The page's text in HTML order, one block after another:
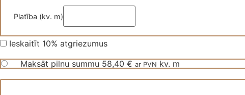
Platība (kv. m)
Ieskaitīt 10% atgriezumus
Maksāt pilnu summu 58,40 € ar PVN kv. m
Trīsslāņu